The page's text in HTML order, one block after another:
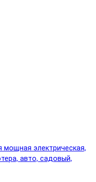
мощная электрическая,
авто, садовый,